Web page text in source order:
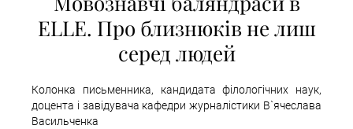
ELLE. Про близнюків не лиш
серед людей
Колонка письменника, кандидата філологічних наук,
доцента і завідувача кафедри журналістики В`ячеслава
Васильченка